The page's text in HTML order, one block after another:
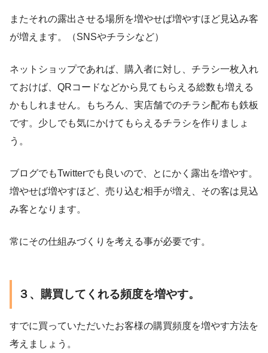
またそれの露出させる場所を増やせば増やすほど見込み客
が増えます。（SNSやチラシなど）
ネットショップであれば、購入者に対し、チラシ一枚入れ
ておけば、QRコードなどから見てもらえる総数も増える
かもしれません。もちろん、実店舗でのチラシ配布も鉄板
です。少しでも気にかけてもらえるチラシを作りましょ
う。
ブログでもTwitterでも良いので、とにかく露出を増やす。
増やせば増やすほど、売り込む相手が増え、その客は見込
み客となります。
常にその仕組みづくりを考える事が必要です。
３、購買してくれる頻度を増やす。
すでに買っていただいたお客様の購買頻度を増やす方法を
考えましょう。